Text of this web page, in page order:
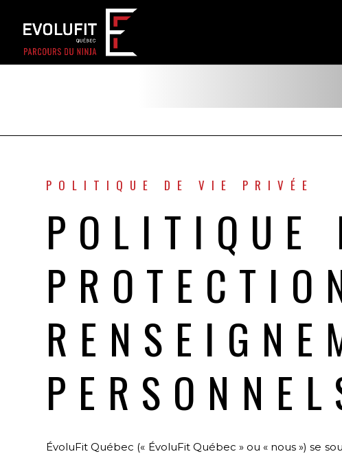
POLITIQUE DE VIE PRIVÉE
POLITIQUE
ÉvoluFit Québec (« ÉvoluFit Québec » ou « nous ») se